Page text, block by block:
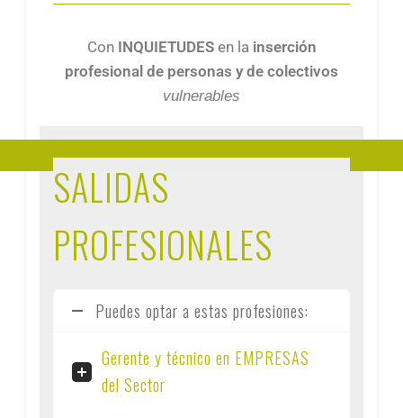
Con INQUIETUDESen la inserción
profesional de personas y de colectivos
vulnerables
SALIDAS
PROFESIONALES
Puedes optar a estas profesiones:
Gerente y técnico en EMPRESAS
del Sector